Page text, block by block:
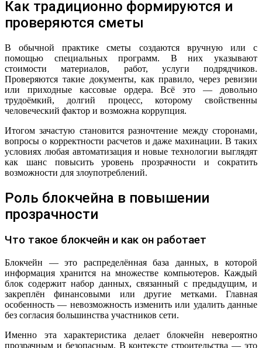
Как традиционно формируются и
проверяются сметы
В обычной практике сметы создаются вручную или с
помощью специальных программ. В них указывают
стоимости материалов, работ, услуги подрядчиков.
Проверяются такие документы, как правило, через ревизии
или приходные кассовые ордера. Всё это — довольно
трудоёмкий, долгий процесс, которому свойственны
человеческий фактор и возможна коррупция.
Итогом зачастую становится разночтение между сторонами,
вопросы о корректности расчетов и даже махинации. В таких
условиях любая автоматизация и новые технологии выглядят
как шанс повысить уровень прозрачности и сократить
возможности для злоупотреблений.
Роль блокчейна в повышении
прозрачности
Что такое блокчейн и как он работает
Блокчейн — это распределённая база данных, в которой
информация хранится на множестве компьютеров. Каждый
блок содержит набор данных, связанный с предыдущим, и
закреплён финансовыми или другие метками. Главная
особенность — невозможность изменить или удалить данные
без согласия большинства участников сети.
Именно эта характеристика делает блокчейн невероятно
прозрачным и безопасным. В контексте строительства — это